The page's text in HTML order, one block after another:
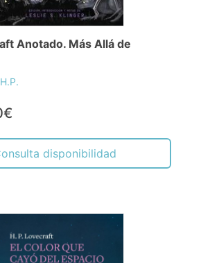
Anotado. Más Allá de
disponibilidad